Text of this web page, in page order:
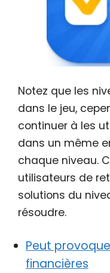
Notez que les
dans le jeu,
continuer à les
dans un même
chaque niveau.
utilisateurs de
solutions du
résoudre.
Peut
financières